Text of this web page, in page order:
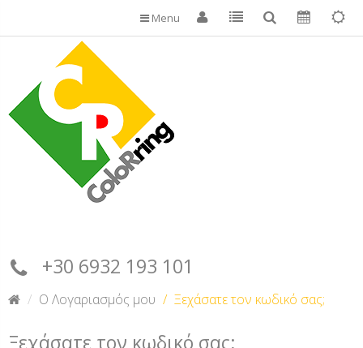
Menu
+30 6932 193 101
O Λογαριασμός μου Ξεχάσατε τον κωδικό σας;
Ξεχάσατε τον κωδικό σας;